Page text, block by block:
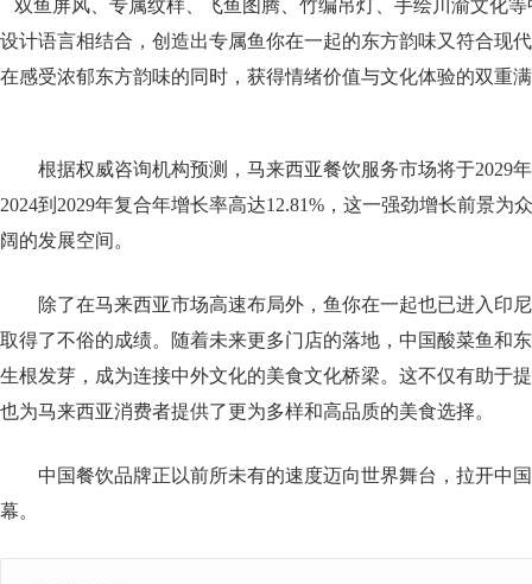
双鱼屏风、专属纹样、飞鱼图腾、竹编吊灯、手绘川渝文化
设计语言相结合，创造出专属鱼你在一起的东方韵味又符合现
在感受浓郁东方韵味的同时，获得情绪价值与文化体验的双重
根据权威咨询机构预测，马来西亚餐饮服务市场将于2029
2024到2029年复合年增长率高达12.81%，这一强劲增长前景为
阔的发展空间。
除了在马来西亚市场高速布局外，鱼你在一起也已进入印
取得了不俗的成绩。随着未来更多门店的落地，中国酸菜鱼和
生根发芽，成为连接中外文化的美食文化桥梁。这不仅有助于
也为马来西亚消费者提供了更为多样和高品质的美食选择。
中国餐饮品牌正以前所未有的速度迈向世界舞台，拉开中
幕。